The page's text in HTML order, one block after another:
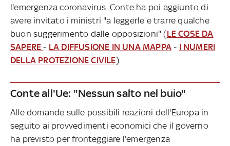
l'emergenza coronavirus. Conte ha poi aggiunto di
avere invitato i ministri "a leggerle e trarre qualche
buon suggerimento dalle opposizioni" (LE COSE DA
SAPERE- LA DIFFUSIONE IN UNA MAPPA - I NUMERI
DELLA PROTEZIONE CIVILE).
Conte all'Ue: "Nessun salto nel buio"
Alle domande sulle possibili reazioni dell'Europa in
seguito ai provvedimenti economici che il governo
ha previsto per fronteggiare l'emergenza